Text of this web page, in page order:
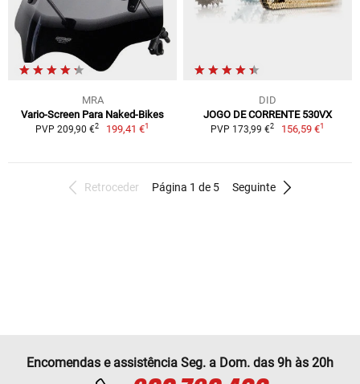
MRA
Vario-Screen Para Naked-Bikes
PVP 209,90 €2 199,41 €1
DID
JOGO DE CORRENTE 530VX
PVP 173,99 €2 156,59 €1
Retroceder Página 1 de 5 Seguinte
Encomendas e assistência Seg. a Dom. das 9h às 20h